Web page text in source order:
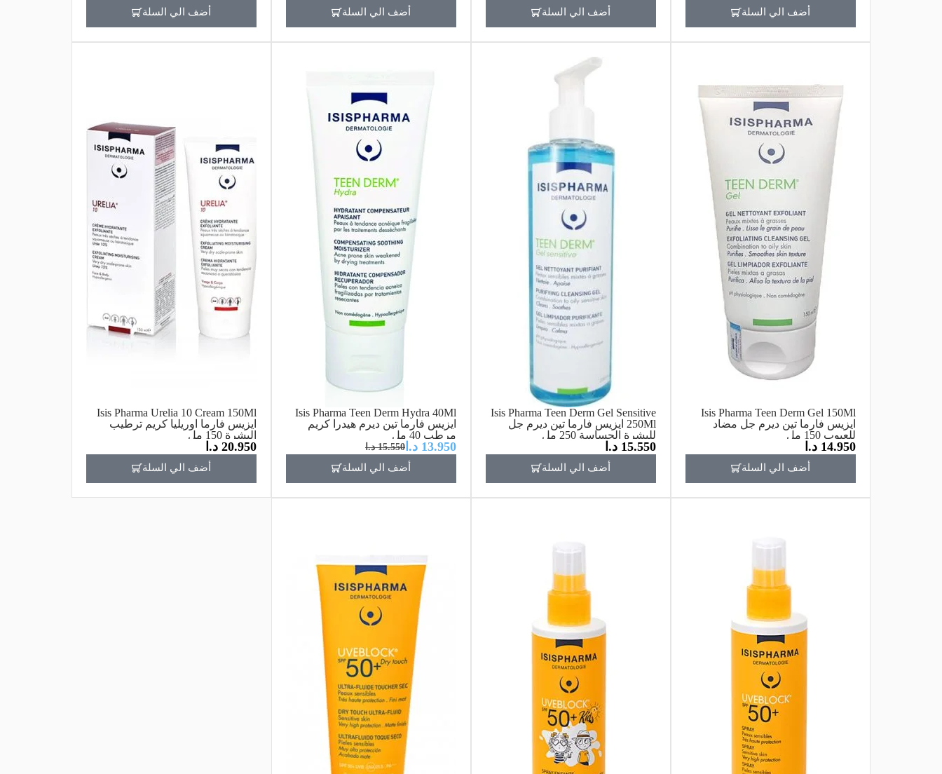
أضف الي السلة أضف الي السلة أضف الي السلة أضف الي السلة
Isis Pharma Teen Derm Gel 150Ml
ايزيس فارما تين ديرم جل مضاد
للعيوب 150 مل
14.950 د.ا
أضف الي السلة
Isis Pharma Teen Derm Gel Sensitive
250Ml ايزيس فارما تين ديرم جل
للبشرة الحساسة 250 مل
15.550 د.ا
أضف الي السلة
Isis Pharma Teen Derm Hydra 40Ml
ايزيس فارما تين ديرم هيدرا كريم
مرطب 40 مل
15.550 د.ا 13.950 د.ا
أضف الي السلة
Isis Pharma Urelia 10 Cream 150Ml
ايزيس فارما اوريليا كريم ترطيب
البشرة 150 مل
20.950 د.ا
أضف الي السلة